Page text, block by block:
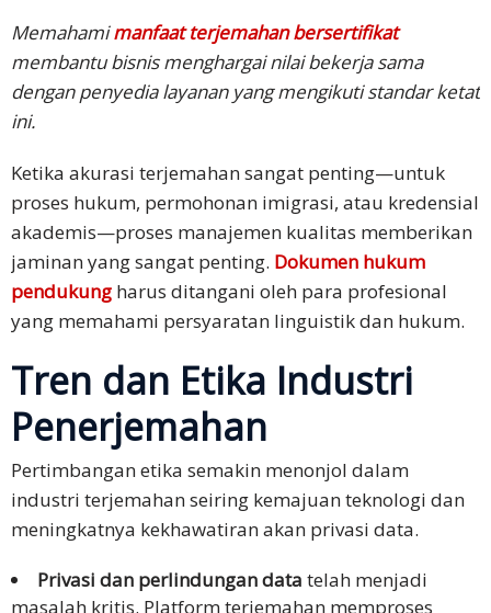
Memahamimanfaat terjemahan bersertifikat
membantu bisnis menghargai nilai bekerja sama
dengan penyedia layanan yang mengikuti standar ketat
ini.
Ketika akurasi terjemahan sangat penting—untuk
proses hukum, permohonan imigrasi, atau kredensial
akademis—proses manajemen kualitas memberikan
jaminan yang sangat penting. Dokumen hukum
pendukung harus ditangani oleh para profesional
yang memahami persyaratan linguistik dan hukum.
Tren dan Etika Industri
Penerjemahan
Pertimbangan etika semakin menonjol dalam
industri terjemahan seiring kemajuan teknologi dan
meningkatnya kekhawatiran akan privasi data.
Privasi dan perlindungan data telah menjadi
masalah kritis. Platform terjemahan memproses